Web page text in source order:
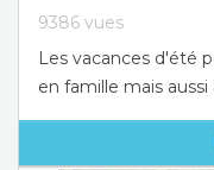
9386 vues
Les vacances d'été
en famille mais